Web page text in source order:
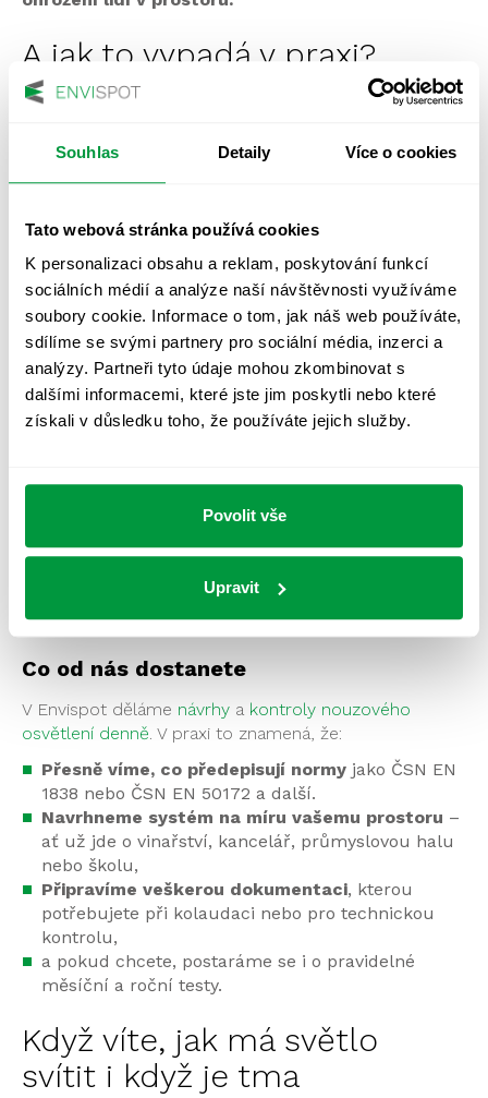
Souhlas Detaily Více o cookies
Tato webová stránka používá cookies
K personalizaci obsahu a reklam, poskytování funkcí
sociálních médií a analýze naší návštěvnosti využíváme
soubory cookie. Informace o tom, jak náš web používáte,
sdílíme se svými partnery pro sociální média, inzerci a
analýzy. Partneři tyto údaje mohou zkombinovat s
dalšími informacemi, které jste jim poskytli nebo které
získali v důsledku toho, že používáte jejich služby.
Povolit vše
Upravit
A jak to vypadá v praxi?
Představte si, že stavíte vlastní halu, kde budete nejen
zákazníky, možná pořádat menší akce. Pro kolaudaci a
bezpečný provoz budete potřebovat:
vyřešit
návrh a instalaci nouzového osvětlení
podle výše uvedených norem,
zajistitpravidelné měsíční kontrolya jednou
ročně revizi,
vést jednoduchýprovozní deník(ten připravíme
my),
a hlavněmít jistotu, že kdyby něco selhalo, lidé
se bezpečně dostanou ven.
Proč se to nevyplatí řešit sám?
systém, který musí fungovat vždy a všude
musí býtpřesně navržený. Jinak vám ho neschválí při
pokud nebude fungovat v krizové situaci,
zodpovědnost nese provozovatel.
Co od nás dostanete
V Envispot děláme návrhy a kontroly nouzového
osvětlení denně. V praxi to znamená, že:
Přesně víme, co předepisují normy jako ČSN EN
1838 nebo ČSN EN 50172 a další.
Navrhneme systém na míru vašemu prostoru –
ať už jde o vinařství, kancelář, průmyslovou halu
nebo školu,
Připravíme veškerou dokumentaci, kterou
potřebujete při kolaudaci nebo pro technickou
kontrolu,
a pokud chcete, postaráme se i o pravidelné
měsíční a roční testy.
Když víte, jak má světlo
svítit i když je tma